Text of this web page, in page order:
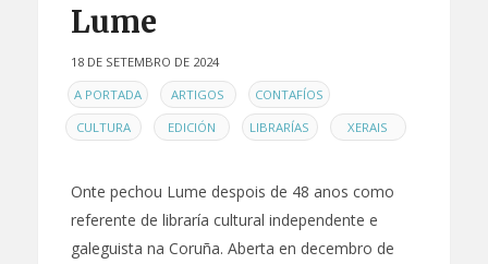
Lume
18 DE SETEMBRO DE 2024
ENA PORTADA , ARTIGOS , CONTAFÍOS ,
CULTURA , EDICIÓN , LIBRARÍAS , XERAIS
Onte pechou Lume despois de 48 anos como
referente de libraría cultural independente e
galeguista na Coruña. Aberta en decembro de